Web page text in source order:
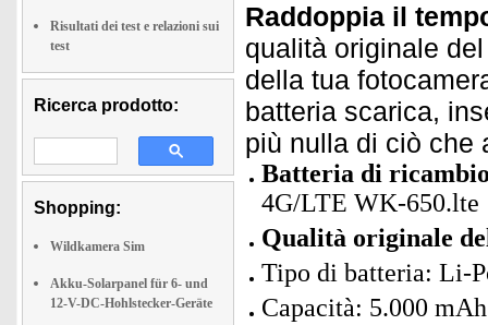
Risultati dei test e relazioni sui
test
Ricerca prodotto:
Shopping:
Wildkamera Sim
Akku-Solarpanel für 6- und
12-V-DC-Hohlstecker-Geräte
Raddoppia il
qualità originale
della tua
batteria scarica,
più nulla di ciò che
Batteria di
4G/LTE WK-650.lte
Qualità originale
Tipo di batteria: Li-
Capacità: 5.000 mAh